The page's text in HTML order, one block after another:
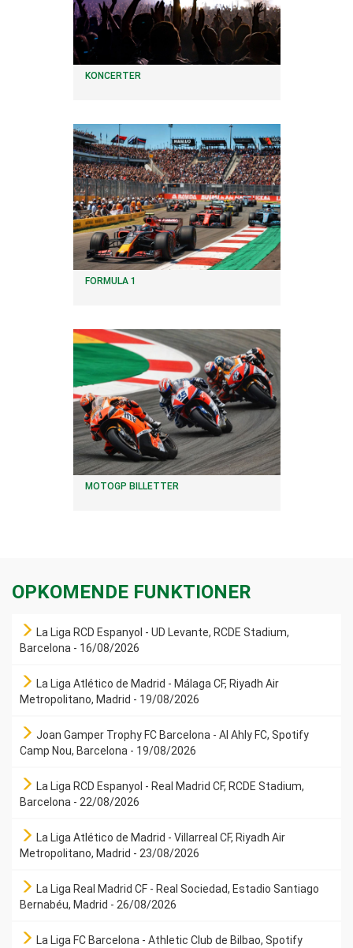
KONCERTER
FORMULA 1
MOTOGP BILLETTER
OPKOMENDE FUNKTIONER
La Liga RCD Espanyol - UD Levante, RCDE Stadium,
Barcelona - 16/08/2026
La Liga Atlético de Madrid - Málaga CF, Riyadh Air
Metropolitano, Madrid - 19/08/2026
Joan Gamper Trophy FC Barcelona - Al Ahly FC, Spotify
Camp Nou, Barcelona - 19/08/2026
La Liga RCD Espanyol - Real Madrid CF, RCDE Stadium,
Barcelona - 22/08/2026
La Liga Atlético de Madrid - Villarreal CF, Riyadh Air
Metropolitano, Madrid - 23/08/2026
La Liga Real Madrid CF - Real Sociedad, Estadio Santiago
Bernabéu, Madrid - 26/08/2026
La Liga FC Barcelona - Athletic Club de Bilbao, Spotify